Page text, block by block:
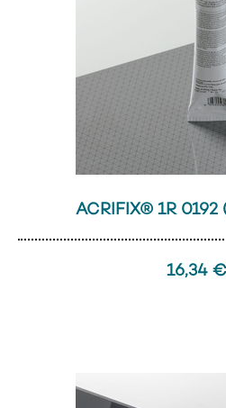
ACRIFIX® 1R 0192
16,34